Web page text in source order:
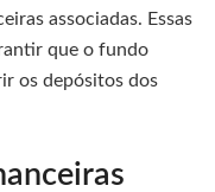
associadas. Essas
que o fundo
os depósitos dos